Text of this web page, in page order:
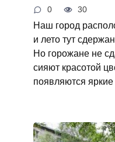
0 30
Наш город
и лето тут
Но горожане не
сияют красотой
появляются яркие